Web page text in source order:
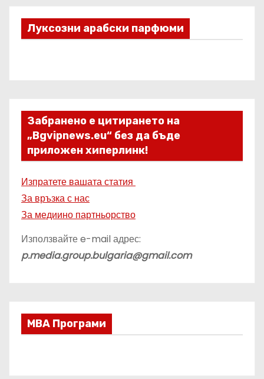
Луксозни арабски парфюми
Забранено е цитирането на
„Bgvipnews.eu“ без да бъде
приложен хиперлинк!
Изпратете вашата статия
За връзка с нас
За медиино партньорство
Използвайте e-mail адрес:
p.media.group.bulgaria@gmail.com
МВА Програми